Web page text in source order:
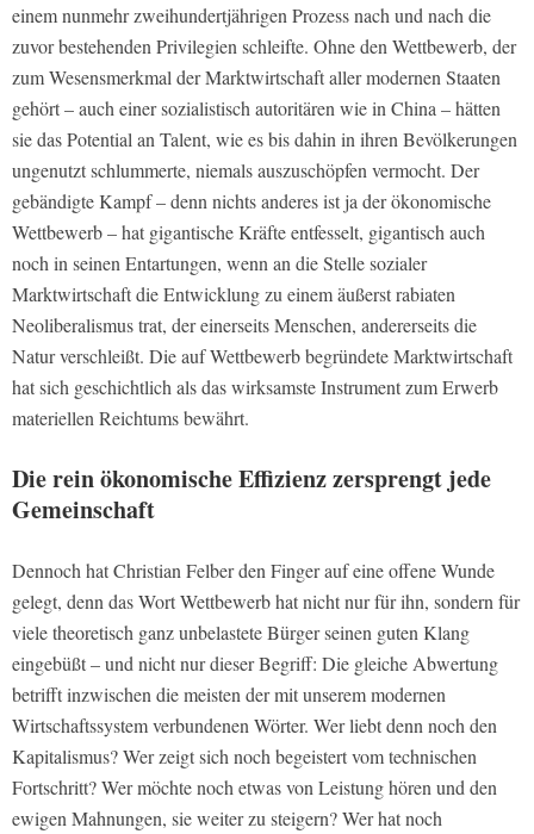
einem nunmehr zweihundertjährigen Prozess nach und nach die
zuvor bestehenden Privilegien schleifte. Ohne den Wettbewerb, der
zum Wesensmerkmal der Marktwirtschaft aller modernen Staaten
gehört – auch einer sozialistisch autoritären wie in China – hätten
sie das Potential an Talent, wie es bis dahin in ihren Bevölkerungen
ungenutzt schlummerte, niemals auszuschöpfen vermocht. Der
gebändigte Kampf – denn nichts anderes ist ja der ökonomische
Wettbewerb – hat gigantische Kräfte entfesselt, gigantisch auch
noch in seinen Entartungen, wenn an die Stelle sozialer
Marktwirtschaft die Entwicklung zu einem äußerst rabiaten
Neoliberalismus trat, der einerseits Menschen, andererseits die
Natur verschleißt. Die auf Wettbewerb begründete Marktwirtschaft
hat sich geschichtlich als das wirksamste Instrument zum Erwerb
materiellen Reichtums bewährt.
Die rein ökonomische Effizienz zersprengt jede
Gemeinschaft
Dennoch hat Christian Felber den Finger auf eine offene Wunde
gelegt, denn das Wort Wettbewerb hat nicht nur für ihn, sondern für
viele theoretisch ganz unbelastete Bürger seinen guten Klang
eingebüßt – und nicht nur dieser Begriff: Die gleiche Abwertung
betrifft inzwischen die meisten der mit unserem modernen
Wirtschaftssystem verbundenen Wörter. Wer liebt denn noch den
Kapitalismus? Wer zeigt sich noch begeistert vom technischen
Fortschritt? Wer möchte noch etwas von Leistung hören und den
ewigen Mahnungen, sie weiter zu steigern? Wer hat noch